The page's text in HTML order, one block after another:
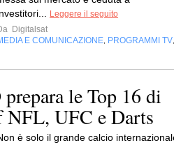
Leggere il seguito
Digitalsat
E COMUNICAZIONE PROGRAMMI TV
le Top 16 di
NFL, UFC e Darts
è solo il grande calcio